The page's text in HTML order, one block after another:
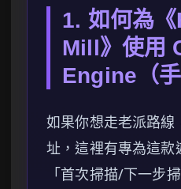
1. 如何為
Mill》使用
Engine（手
如果你想走老派路線
址，這裡有專為這
「首次掃描/下一步